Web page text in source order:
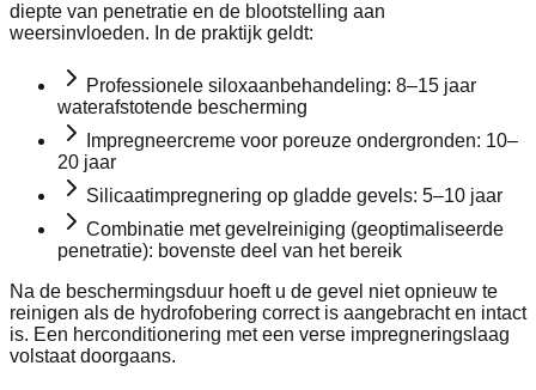
diepte van penetratie en de blootstelling aan
weersinvloeden. In de praktijk geldt:
Professionele siloxaanbehandeling: 8–15 jaar
waterafstotende bescherming
Impregneercreme voor poreuze ondergronden: 10–
20 jaar
Silicaatimpregnering op gladde gevels: 5–10 jaar
Combinatie met gevelreiniging (geoptimaliseerde
penetratie): bovenste deel van het bereik
Na de beschermingsduur hoeft u de gevel niet opnieuw te
reinigen als de hydrofobering correct is aangebracht en intact
is. Een herconditionering met een verse impregneringslaag
volstaat doorgaans.